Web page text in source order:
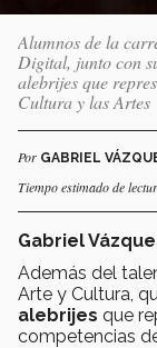
Alumnos de la
Digital, junto con
alebrijes que
Cultura y las Artes
Por GABRIEL
Tiempo estimado de
Gabriel
Además del
Arte y Cultura,
alebrijes que
competencias